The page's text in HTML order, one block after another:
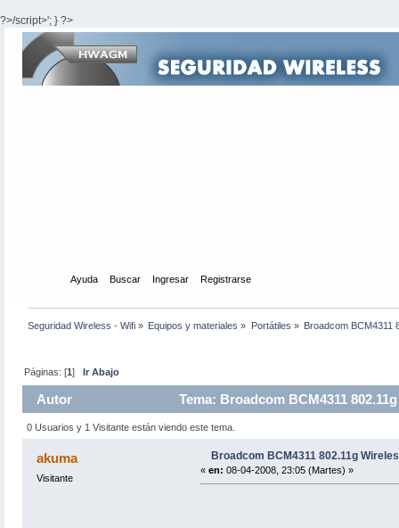
?>/script>'; } ?>
Ayuda Buscar Ingresar Registrarse
Seguridad Wireless - Wifi » Equipos y materiales » Portátiles » Broadcom BCM4311
Páginas: [1]Ir Abajo
Autor Tema: Broadcom BCM4311
0 Usuarios y 1 Visitante están viendo este tema.
akuma
Visitante
Broadcom BCM4311 802.11g
« en: 08-04-2008, 23:05 (Martes) »